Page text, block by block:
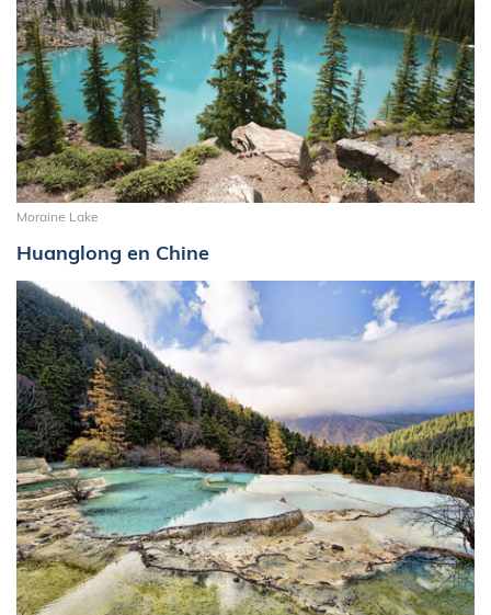
Moraine Lake
Huanglong en Chine